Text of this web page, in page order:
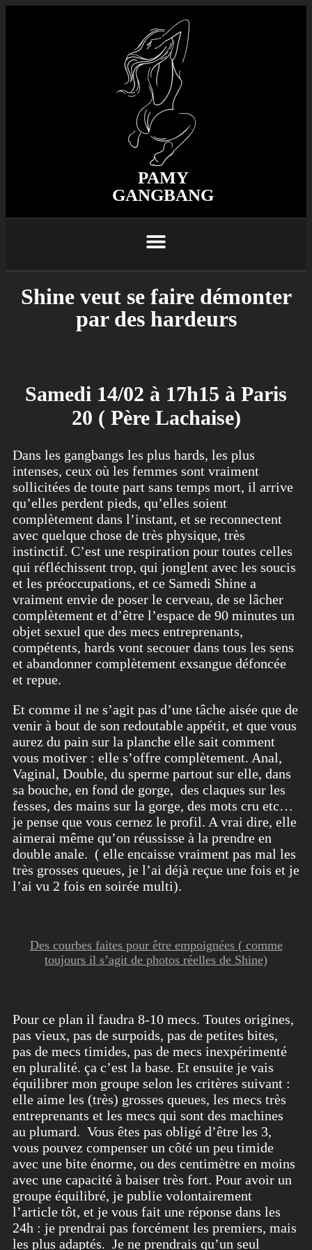
PAMY
GANGBANG
Shine veut se faire démonter
par des hardeurs
Samedi 14/02 à 17h15 à Paris
20 ( Père Lachaise)
Dans les gangbangs les plus hards, les plus
intenses, ceux où les femmes sont vraiment
sollicitées de toute part sans temps mort, il arrive
qu’elles perdent pieds, qu’elles soient
complètement dans l’instant, et se reconnectent
avec quelque chose de très physique, très
instinctif. C’est une respiration pour toutes celles
qui réfléchissent trop, qui jonglent avec les soucis
et les préoccupations, et ce Samedi Shine a
vraiment envie de poser le cerveau, de se lâcher
complètement et d’être l’espace de 90 minutes un
objet sexuel que des mecs entreprenants,
compétents, hards vont secouer dans tous les sens
et abandonner complètement exsangue défoncée
et repue.
Et comme il ne s’agit pas d’une tâche aisée que de
venir à bout de son redoutable appétit, et que vous
aurez du pain sur la planche elle sait comment
vous motiver : elle s’offre complètement. Anal,
Vaginal, Double, du sperme partout sur elle, dans
sa bouche, en fond de gorge, des claques sur les
fesses, des mains sur la gorge, des mots cru etc…
je pense que vous cernez le profil. A vrai dire, elle
aimerai même qu’on réussisse à la prendre en
double anale. ( elle encaisse vraiment pas mal les
très grosses queues, je l’ai déjà reçue une fois et je
l’ai vu 2 fois en soirée multi).
Des courbes faites pour être empoignées ( comme
toujours il s’agit de photos réelles de Shine)
Pour ce plan il faudra 8-10 mecs. Toutes origines,
pas vieux, pas de surpoids, pas de petites bites,
pas de mecs timides, pas de mecs inexpérimenté
en pluralité. ça c’est la base. Et ensuite je vais
équilibrer mon groupe selon les critères suivant :
elle aime les (très) grosses queues, les mecs très
entreprenants et les mecs qui sont des machines
au plumard. Vous êtes pas obligé d’être les 3,
vous pouvez compenser un côté un peu timide
avec une bite énorme, ou des centimètre en moins
avec une capacité à baiser très fort. Pour avoir un
groupe équilibré, je publie volontairement
l’article tôt, et je vous fait une réponse dans les
24h : je prendrai pas forcément les premiers, mais
les plus adaptés. Je ne prendrais qu’un seul